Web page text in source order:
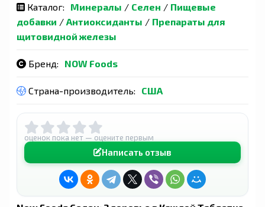
Каталог: Минералы / Селен / Пищевые
добавки / Антиоксиданты / Препараты для
щитовидной железы
Бренд: NOW Foods
Страна-производитель: США
оценок пока нет — оцените первым
Написать отзыв